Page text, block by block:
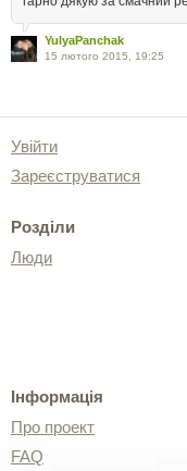
YulyaPanchak
15 лютого 2015, 19:25
Увійти
Зареєструватися
Розділи
Люди
Інформація
Про проект
FAQ